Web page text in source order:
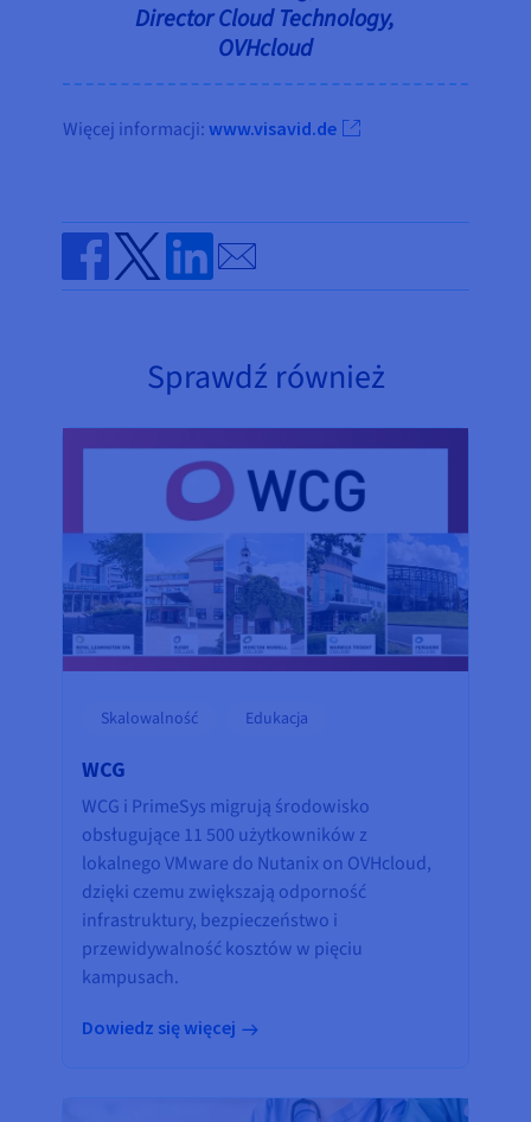
Director Cloud Technology,
OVHcloud
Więcej informacji:www.visavid.de
Share on Facebook
Share on Twitter
Share on Linkedin
Send by email
Sprawdź również
Skalowalność Edukacja
WCG
WCG i PrimeSys migrują środowisko
obsługujące 11 500 użytkowników z
lokalnego VMware do Nutanix on OVHcloud,
dzięki czemu zwiększają odporność
infrastruktury, bezpieczeństwo i
przewidywalność kosztów w pięciu
kampusach.
Dowiedz się więcej